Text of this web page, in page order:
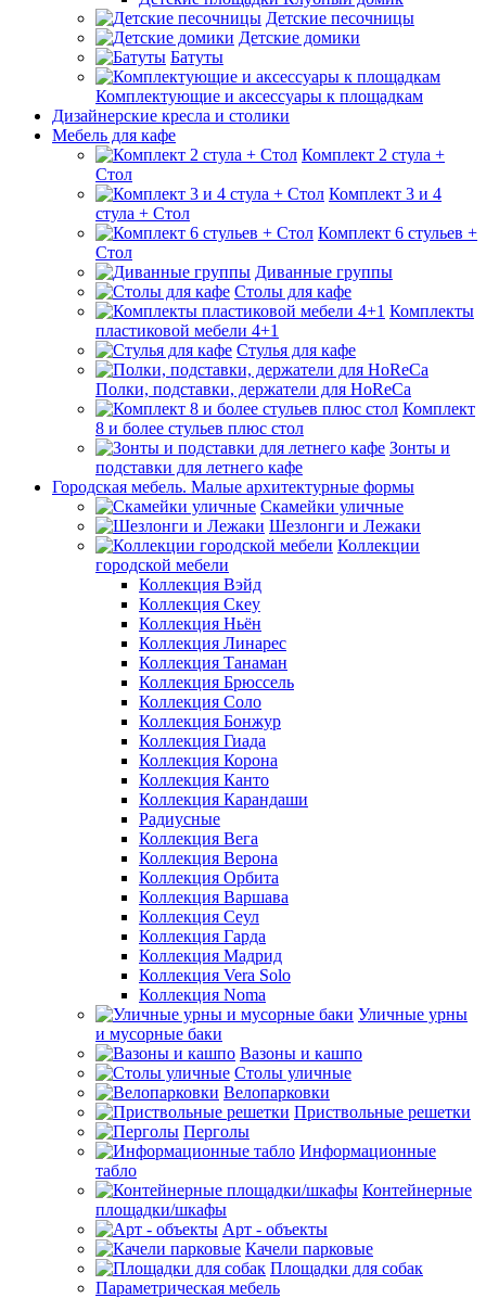
Детские песочницы
Детские домики
Батуты
Комплектующие и аксессуары к площадкам
Дизайнерские кресла и столики
Мебель для кафе
Комплект 2 стула +
Стол
Комплект 3 и 4
стула + Стол
Комплект 6 стульев +
Стол
Диванные группы
Столы для кафе
Комплекты
пластиковой мебели 4+1
Стулья для кафе
Полки, подставки, держатели для HoReCa
Комплект
8 и более стульев плюс стол
Зонты и
подставки для летнего кафе
Городская мебель. Малые архитектурные формы
Скамейки уличные
Шезлонги и Лежаки
Коллекции
городской мебели
Коллекция Вэйд
Коллекция Скеу
Коллекция Ньён
Коллекция Линарес
Коллекция Танаман
Коллекция Брюссель
Коллекция Соло
Коллекция Бонжур
Коллекция Гиада
Коллекция Корона
Коллекция Канто
Коллекция Карандаши
Радиусные
Коллекция Вега
Коллекция Верона
Коллекция Орбита
Коллекция Варшава
Коллекция Сеул
Коллекция Гарда
Коллекция Мадрид
Коллекция Vera Solo
Коллекция Noma
Уличные урны
и мусорные баки
Вазоны и кашпо
Столы уличные
Велопарковки
Приствольные решетки
Перголы
Информационные
табло
Контейнерные
площадки/шкафы
Арт - объекты
Качели парковые
Площадки для собак
Параметрическая мебель